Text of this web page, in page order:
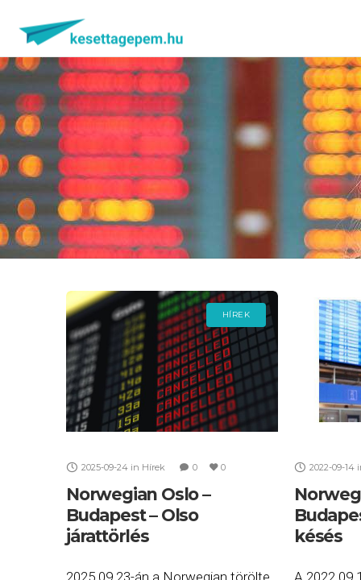
HÍREK
2025-09-24 in Hírek 0 0
Norwegian Oslo –
Budapest – Olso
járattörlés
2022-09-14
késés